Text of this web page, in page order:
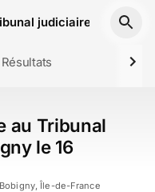
judiciaire de
Résultats
au Tribunal
le 16
Bobigny, Île-de-France